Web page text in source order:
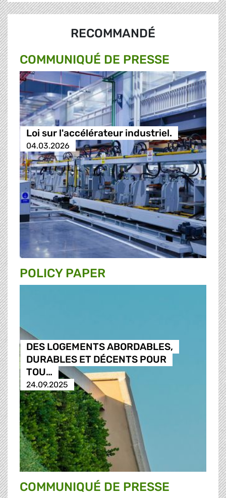
RECOMMANDÉ
COMMUNIQUÉ DE PRESSE
Loi sur l'accélérateur industriel.
04.03.2026
POLICY PAPER
DES LOGEMENTS ABORDABLES,
DURABLES ET DÉCENTS POUR
TOU…
24.09.2025
COMMUNIQUÉ DE PRESSE